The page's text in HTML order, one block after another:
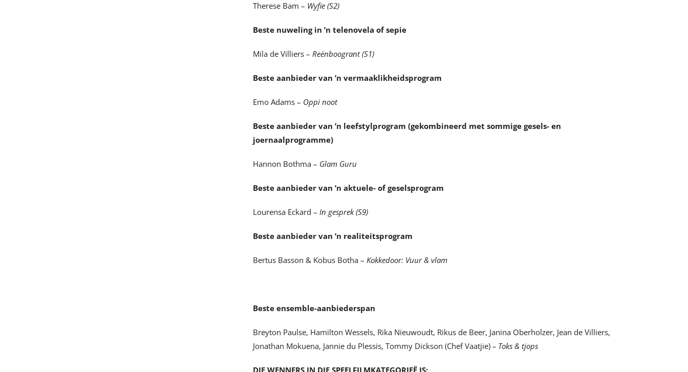
Therese Bam – Wyfie (S2)
Beste nuweling in ’n telenovela of sepie
Mila de Villiers –Reënboogrant (S1)
Beste aanbieder van ’n vermaaklikheidsprogram
Emo Adams – Oppi noot
Beste aanbieder van ’n leefstylprogram (gekombineerd met sommige gesels- en
joernaalprogramme)
Hannon Bothma – Glam Guru
Beste aanbieder van ’n aktuele- of geselsprogram
Lourensa Eckard – In gesprek (S9)
Beste aanbieder van ’n realiteitsprogram
Bertus Basson & Kobus Botha –Kokkedoor: Vuur & vlam
Beste ensemble-aanbiederspan
Breyton Paulse, Hamilton Wessels, Rika Nieuwoudt, Rikus de Beer, Janina Oberholzer, Jean de Villiers,
Jonathan Mokuena, Jannie du Plessis, Tommy Dickson (Chef Vaatjie) – Toks & tjops
DIE WENNERS IN DIE SPEELFILMKATEGORIEË IS: